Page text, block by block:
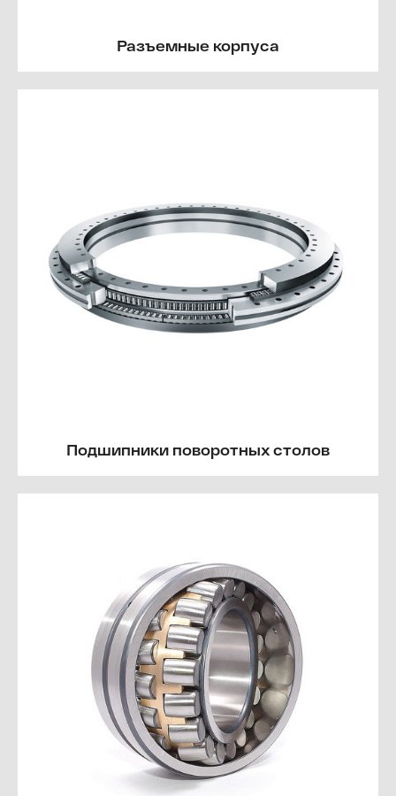
Разъемные корпуса
Подшипники поворотных столов